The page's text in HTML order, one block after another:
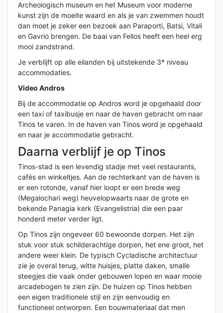
Archeologisch museum en het Museum voor moderne
kunst zijn de moeite waard en als je van zwemmen houdt
dan moet je zeker een bezoek aan Paraporti, Batsi, Vitali
en Gavrio brengen. De baai van Fellos heeft een heel erg
mooi zandstrand.
Je verblijft op alle eilanden bij uitstekende 3* niveau
accommodaties.
Video Andros
Bij de accommodatie op Andros word je opgehaald door
een taxi of taxibusje en naar de haven gebracht om naar
Tinos te varen. In de haven van Tinos word je opgehaald
en naar je accommodatie gebracht.
Daarna verblijf je op Tinos
Tinos-stad is een levendig stadje met veel restaurants,
cafés en winkeltjes. Aan de rechterkant van de haven is
er een rotonde, vanaf hier loopt er een brede weg
(Megalochari weg) heuvelopwaarts naar de grote en
bekende Panagia kerk (Evangelistria) die een paar
honderd meter verder ligt.
Op Tinos zijn ongeveer 60 bewoonde dorpen. Het zijn
stuk voor stuk schilderachtige dorpen, het ene groot, het
andere weer klein. De typisch Cycladische architectuur
zie je overal terug, witte huisjes, platte daken, smalle
steegjes die vaak onder gebouwen lopen en waar mooie
arcadebogen te zien zijn. De huizen op Tinos hebben
een eigen traditionele stijl en zijn eenvoudig en
functioneel ontworpen. Een bouwmateriaal dat men